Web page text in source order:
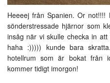
Heeeej från Spanien. Or
sönderstressade hjärnor som
insåg när vi skulle checka in
haha :))))) kunde bara
hotellrum som är bokat från
kommer tidigt imorgon!